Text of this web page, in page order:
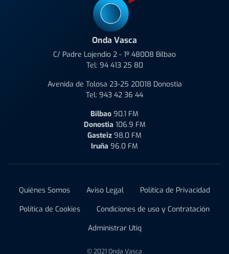
Onda Vasca
C/ Padre Lojendio 2 - 1º 48008 Bilbao
Tel: 94 413 25 80
Avenida de Tolosa 23-25 20018 Donostia
Tel: 943 42 36 44
Bilbao 90.1 FM
Donostia 106.9 FM
Gasteiz 98.0 FM
Iruña 96.0 FM
Quiénes Somos Aviso Legal
Política de Privacidad
Política de Cookies
Condiciones de uso y Contratación
Administrar Utiq
© 2021 Onda Vasca